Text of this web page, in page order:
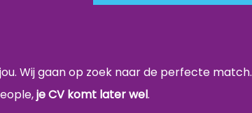
Wij gaan op zoek naar de perfecte match.
je CV komt later wel.